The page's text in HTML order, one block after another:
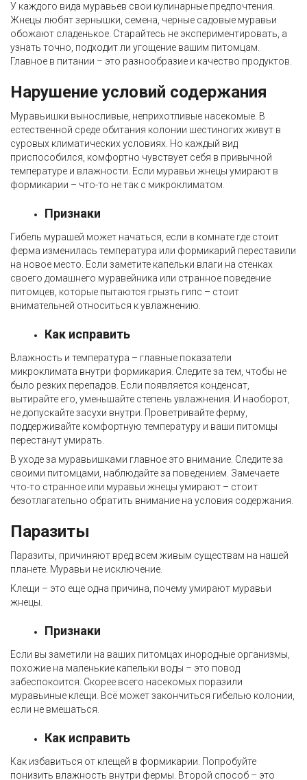
У каждого вида муравьев свои кулинарные предпочтения.
Жнецы любят зернышки, семена, черные садовые муравьи
обожают сладенькое. Старайтесь не экспериментировать, а
узнать точно, подходит ли угощение вашим питомцам.
Главное в питании – это разнообразие и качество продуктов.
Нарушение условий содержания
Муравьишки выносливые, неприхотливые насекомые. В
естественной среде обитания колонии шестиногих живут в
суровых климатических условиях. Но каждый вид
приспособился, комфортно чувствует себя в привычной
температуре и влажности. Если муравьи жнецы умирают в
формикарии – что-то не так с микроклиматом.
Признаки
Гибель мурашей может начаться, если в комнате где стоит
ферма изменилась температура или формикарий переставили
на новое место. Если заметите капельки влаги на стенках
своего домашнего муравейника или странное поведение
питомцев, которые пытаются грызть гипс – стоит
внимательней относиться к увлажнению.
Как исправить
Влажность и температура – главные показатели
микроклимата внутри формикария. Следите за тем, чтобы не
было резких перепадов. Если появляется конденсат,
вытирайте его, уменьшайте степень увлажнения. И наоборот,
не допускайте засухи внутри. Проветривайте ферму,
поддерживайте комфортную температуру и ваши питомцы
перестанут умирать.
В уходе за муравьишками главное это внимание. Следите за
своими питомцами, наблюдайте за поведением. Замечаете
что-то странное или муравьи жнецы умирают – стоит
безотлагательно обратить внимание на условия содержания.
Паразиты
Паразиты, причиняют вред всем живым существам на нашей
планете. Муравьи не исключение.
Клещи – это еще одна причина, почему умирают муравьи
жнецы.
Признаки
Если вы заметили на ваших питомцах инородные организмы,
похожие на маленькие капельки воды – это повод
забеспокоится. Скорее всего насекомых поразили
муравьиные клещи. Всё может закончиться гибелью колонии,
если не вмешаться.
Как исправить
Как избавиться от клещей в формикарии. Попробуйте
понизить влажность внутри фермы. Второй способ – это